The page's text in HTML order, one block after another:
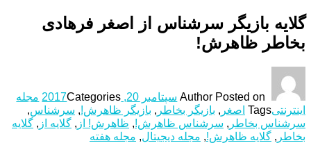
گلایه بازیگر سرشناس از اصغر فرهادی
بخاطر ظاهرش!
Author Posted on سپتامبر 20, 2017 Categories
مجله
اینترنتیTags اصغر , بازیگر بخاطر , بازیگر ظاهرش!, سرشناس,
سرشناس بخاطر , سرشناس ظاهرش!, ظاهرش! از , گلایه از , گلایه
بخاطر , گلایه ظاهرش!, مجله دیجیتال, مجله هفته